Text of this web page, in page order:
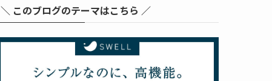
＼ このブログのテーマはこちら ／